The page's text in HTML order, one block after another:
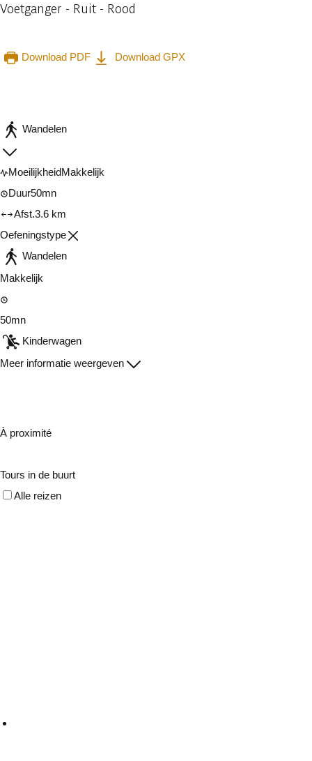
Voetganger - Ruit - Rood
Download PDF
Download GPX
Wandelen
MoeilijkheidMakkelijk
Duur50mn
Afst.3.6 km
Oefeningstype
Wandelen
Makkelijk
50mn
Kinderwagen
Meer informatie weergeven
À proximité
Tours in de buurt
Alle reizen